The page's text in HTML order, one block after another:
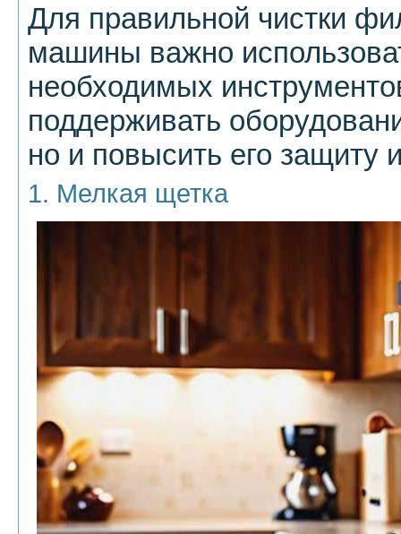
Для правильной чистки
машины важно
необходимых
поддерживать
но и повысить его защиту
1. Мелкая щетка